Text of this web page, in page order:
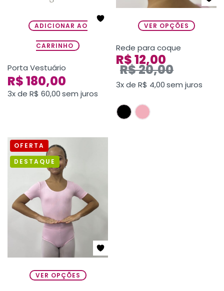
ADICIONAR AO
CARRINHO
Porta Vestuário
R$180,00
3x de R$ 60,00sem juros
VER OPÇÕES
Rede para coque
R$12,00
R$20,00
3x de R$ 4,00sem juros
VER OPÇÕES
OFERTA
DESTAQUE